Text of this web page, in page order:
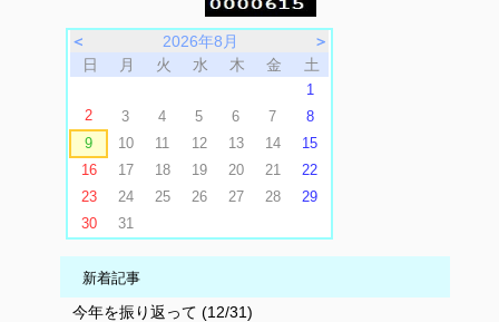
＜ 2026年8月
＞
日
月 火 水 木 金 土
1
2
3 4 5 6 7
8
9
10 11 12 13 14
15
16
17 18 19 20 21
22
23
24 25 26 27 28
29
30
31
新着記事
今年を振り返って (12/31)